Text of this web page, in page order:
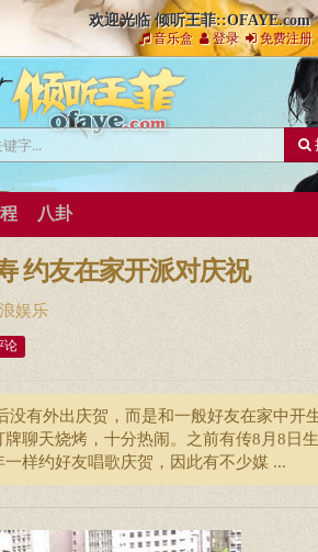
欢迎光临 倾听王菲::OFAYE.com
音乐盒 登录 免费注册
八卦
约友在家开派对庆祝
娱乐
论
没有外出庆贺，而是和一般好友在家中开
聊天烧烤，十分热闹。之前有传8月8日
样约好友唱歌庆贺，因此有不少媒 ...